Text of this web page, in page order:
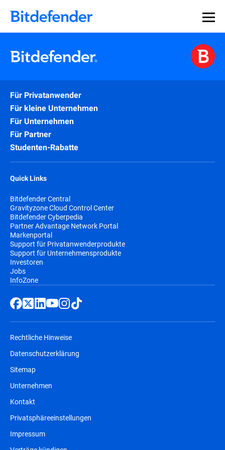
Für Privatanwender
Für kleine Unternehmen
Für Unternehmen
Für Partner
Studenten-Rabatte
Quick Links
Bitdefender Central
Gravityzone Cloud Control Center
Bitdefender Cyberpedia
Partner Advantage Network Portal
Markenportal
Support für Privatanwenderprodukte
Support für Unternehmensprodukte
Investoren
Jobs
InfoZone
Rechtliche Hinweise
Datenschutzerklärung
Sitemap
Unternehmen
Kontakt
Privatsphäreeinstellungen
Impressum